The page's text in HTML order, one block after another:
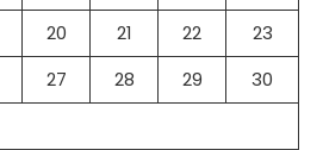
20 21 22
23
27 28 29
30